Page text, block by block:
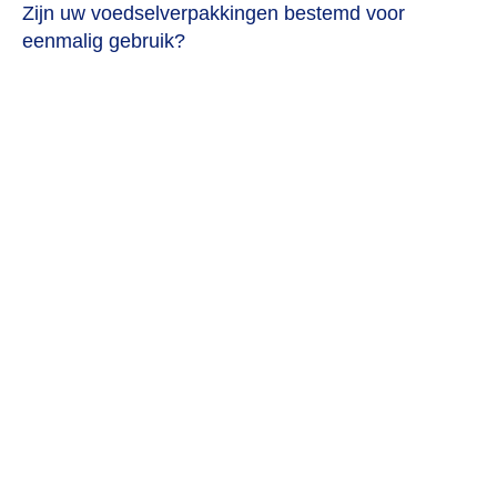
Zijn uw voedselverpakkingen bestemd voor
eenmalig gebruik?